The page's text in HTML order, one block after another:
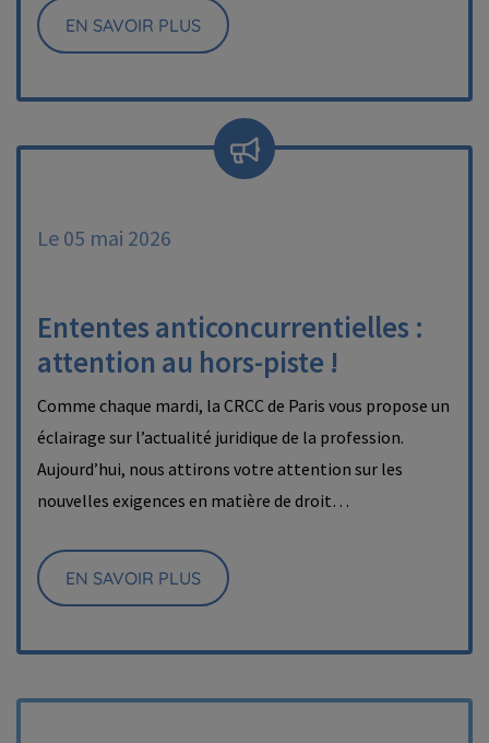
EN SAVOIR PLUS
Le 05 mai 2026
Ententes anticoncurrentielles :
attention au hors-piste !
Comme chaque mardi, la CRCC de Paris vous propose un
éclairage sur l’actualité juridique de la profession.
Aujourd’hui, nous attirons votre attention sur les
nouvelles exigences en matière de droit…
EN SAVOIR PLUS